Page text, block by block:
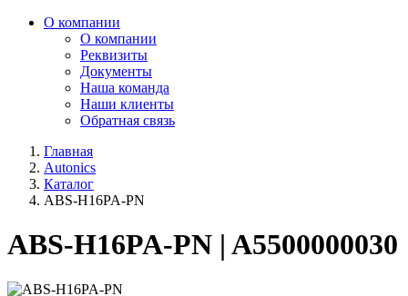
О компании
О компании
Реквизиты
Документы
Наша команда
Наши клиенты
Обратная связь
Главная
Autonics
Каталог
ABS-H16PA-PN
ABS-H16PA-PN | A5500000030